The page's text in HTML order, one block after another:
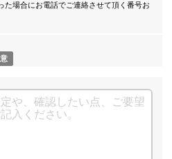
た場合にお電話でご連絡させて頂く番号お